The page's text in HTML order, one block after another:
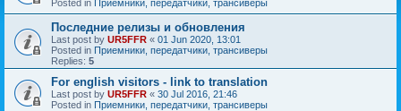
Posted in Приемники, передатчики, трансиверы
Последние релизы и обновления
Last post by UR5FFR « 01 Jun 2020, 13:01
Posted in Приемники, передатчики, трансиверы
Replies: 5
For english visitors - link to translation
Last post by UR5FFR « 30 Jul 2016, 21:46
Posted in Приемники, передатчики, трансиверы